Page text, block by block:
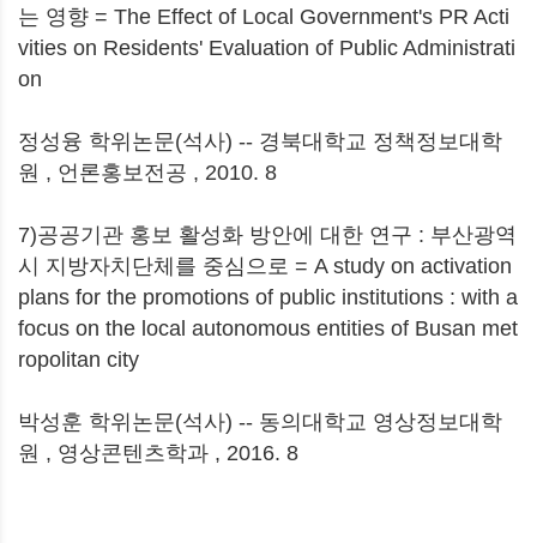
는 영향 = The Effect of Local Government's PR Acti
vities on Residents' Evaluation of Public Administrati
on
정성융 학위논문(석사) -- 경북대학교 정책정보대학
원 , 언론홍보전공 , 2010. 8
7)공공기관 홍보 활성화 방안에 대한 연구 : 부산광역
시 지방자치단체를 중심으로 = A study on activation
plans for the promotions of public institutions : with a
focus on the local autonomous entities of Busan met
ropolitan city
박성훈 학위논문(석사) -- 동의대학교 영상정보대학
원 , 영상콘텐츠학과 , 2016. 8